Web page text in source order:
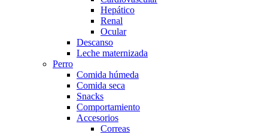
Hepático
Renal
Ocular
Descanso
Leche maternizada
Perro
Comida húmeda
Comida seca
Snacks
Comportamiento
Accesorios
Correas